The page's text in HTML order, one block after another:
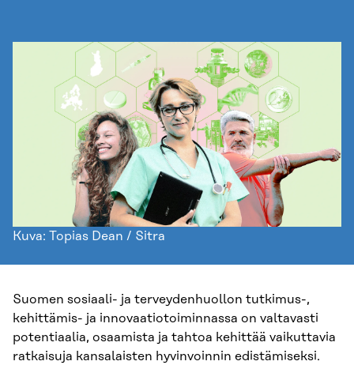
Kuva: Topias Dean / Sitra
Suomen sosiaali- ja terveydenhuollon tutkimus-,
kehittämis- ja innovaatiotoiminnassa on valtavasti
potentiaalia, osaamista ja tahtoa kehittää vaikuttavia
ratkaisuja kansalaisten hyvinvoinnin edistämiseksi.